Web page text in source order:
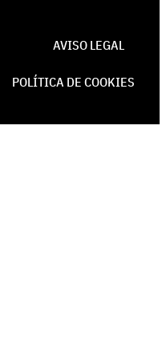
AVISO LEGAL
POLÍTICA DE COOKIES